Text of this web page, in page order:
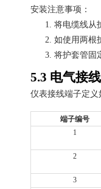
安装注意事项：
1. 将电缆线从
2. 如使用两根
3. 将护套管固
5.3 电气接线
仪表接线端子定义
端子编号
1
2
3